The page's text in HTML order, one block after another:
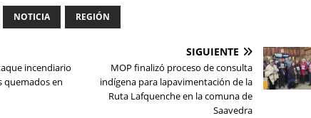
NOTICIA REGIÓN
incendiario
quemados en
SIGUIENTE
MOP finalizó proceso de consulta
indígena para lapavimentación de la
Ruta Lafquenche en la comuna de
Saavedra